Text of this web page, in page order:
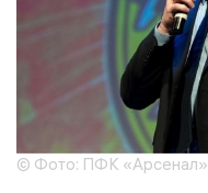
© Фото: ПФК «Арсенал»